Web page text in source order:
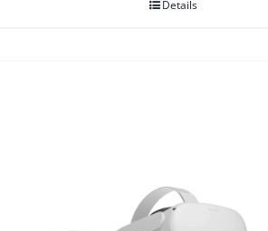
Details